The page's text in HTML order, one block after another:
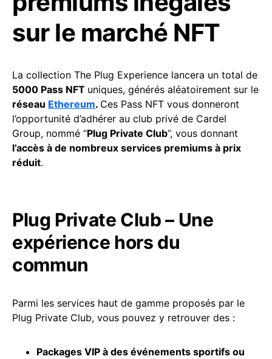
sur le marché NFT
La collection The Plug Experience lancera un total de
5000 Pass NFT uniques, générés aléatoirement sur le
réseau Ethereum. Ces Pass NFT vous donneront
l’opportunité d’adhérer au club privé de Cardel
Group, nommé “Plug Private Club”, vous donnant
l’accès à de nombreux services premiums à prix
réduit.
Plug Private Club – Une
expérience hors du
commun
Parmi les services haut de gamme proposés par le
Plug Private Club, vous pouvez y retrouver des :
Packages VIP à des événements sportifs ou